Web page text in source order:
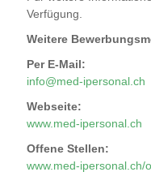
Verfügung.
Weitere
Per E-Mail:
info@med-ipersonal.ch
Webseite:
www.med-ipersonal.ch
Offene Stellen:
www.med-ipersonal.ch/